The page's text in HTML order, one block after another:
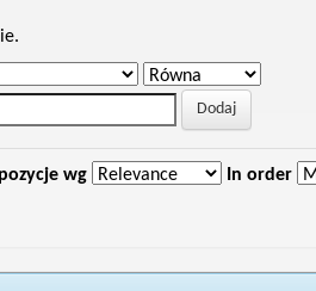
wg In order